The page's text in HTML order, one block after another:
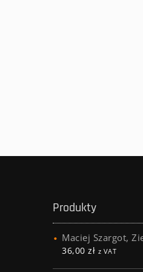
Produkty
Maciej Szargot,
36,00 zł z VAT